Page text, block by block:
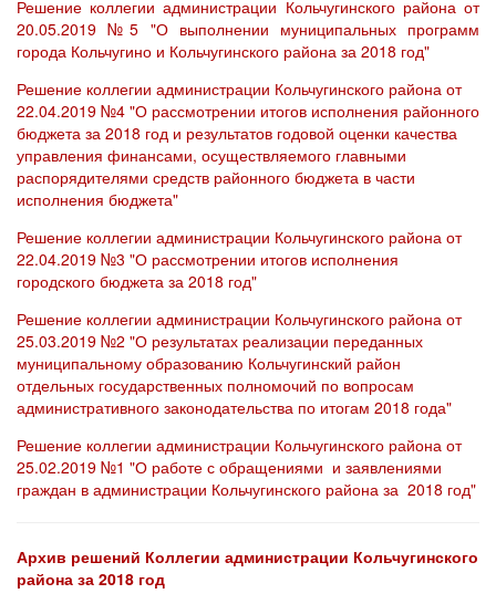
Решение коллегии администрации Кольчугинского района от
20.05.2019 №5 "О выполнении муниципальных программ
города Кольчугино и Кольчугинского района за 2018 год"
Решение коллегии администрации Кольчугинского района от
22.04.2019 №4 "О рассмотрении итогов исполнения районного
бюджета за 2018 год и результатов годовой оценки качества
управления финансами, осуществляемого главными
распорядителями средств районного бюджета в части
исполнения бюджета"
Решение коллегии администрации Кольчугинского района от
22.04.2019 №3 "О рассмотрении итогов исполнения
городского бюджета за 2018 год"
Решение коллегии администрации Кольчугинского района от
25.03.2019 №2 "О результатах реализации переданных
муниципальному образованию Кольчугинский район
отдельных государственных полномочий по вопросам
административного законодательства по итогам 2018 года"
Решение коллегии администрации Кольчугинского района от
25.02.2019 №1 "О работе с обращениями и заявлениями
граждан в администрации Кольчугинского района за 2018 год"
Архив решений Коллегии администрации Кольчугинского
района за 2018 год